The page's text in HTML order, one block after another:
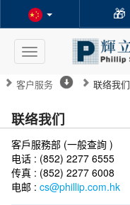
🎁
Toggle
navigation
客户服务 联络我们
联络我们
客戶服務部 (一般查詢 )
电话 : (852) 2277 6555
传真 : (852) 2277 6008
电邮 : cs@phillip.com.hk